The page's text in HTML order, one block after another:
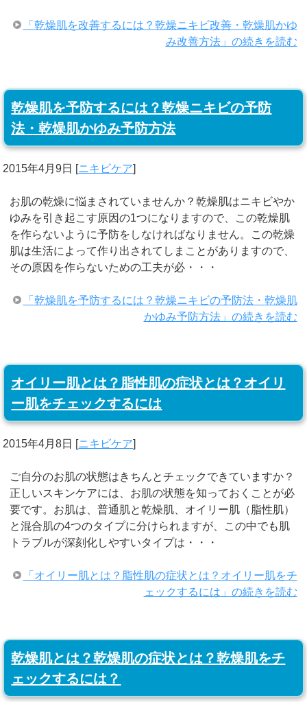
「乾燥肌を改善するには？乾燥ニキビ改善・乾燥肌かゆ
み改善方法」の続きを読む
乾燥肌を予防するには？乾燥ニキビの予防
法・乾燥肌かゆみ予防方法
2015年4月9日 [ニキビケア]
お肌の乾燥に悩まされていませんか？乾燥肌はニキビやか
ゆみを引き起こす原因の1つになりますので、この乾燥肌
を作らないように予防をしなければなりません。この乾燥
肌は生活によって作り出されてしまことがありますので、
その原因を作らないための工夫が必・・・
「乾燥肌を予防するには？乾燥ニキビの予防法・乾燥肌
かゆみ予防方法」の続きを読む
オイリー肌とは？脂性肌の症状とは？オイリ
ー肌をチェックするには
2015年4月8日 [ニキビケア]
ご自分のお肌の状態はきちんとチェックできていますか？
正しいスキンケアには、お肌の状態を知っておくことが必
要です。お肌は、普通肌と乾燥肌、オイリー肌（脂性肌）
と混合肌の4つのタイプに分けられますが、この中でも肌
トラブルが深刻化しやすいタイプは・・・
「オイリー肌とは？脂性肌の症状とは？オイリー肌をチ
ェックするには」の続きを読む
乾燥肌とは？乾燥肌の症状とは？乾燥肌をチ
ェックするには？